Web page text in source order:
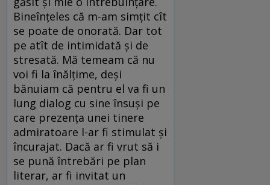
Bineînţeles că m-am simţit cît
se poate de onorată. Dar tot
pe atît de intimidată şi de
stresată. Mă temeam că nu
voi fi la înălţime, deşi
bănuiam că pentru el va fi un
lung dialog cu sine însuşi pe
care prezenţa unei tinere
admiratoare l-ar fi stimulat şi
încurajat. Dacă ar fi vrut să i
se pună întrebări pe plan
literar, ar fi invitat un